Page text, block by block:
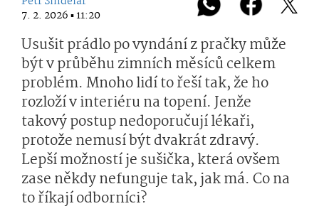
7. 2. 2026 ▪ 11:20
Usušit prádlo po vyndání z pračky může
být v průběhu zimních měsíců celkem
problém. Mnoho lidí to řeší tak, že ho
rozloží v interiéru na topení. Jenže
takový postup nedoporučují lékaři,
protože nemusí být dvakrát zdravý.
Lepší možností je sušička, která ovšem
zase někdy nefunguje tak, jak má. Co na
to říkají odborníci?